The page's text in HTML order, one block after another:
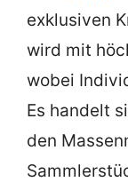
exklusiven
wird mit
wobei
Es handelt
den